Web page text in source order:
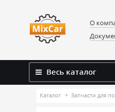
О
Весь каталог
Каталог Запчасти для